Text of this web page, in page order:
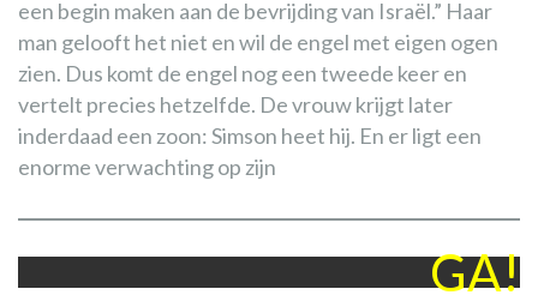
een begin maken aan de bevrijding van Israël.” Haar
man gelooft het niet en wil de engel met eigen ogen
zien. Dus komt de engel nog een tweede keer en
vertelt precies hetzelfde. De vrouw krijgt later
inderdaad een zoon: Simson heet hij. En er ligt een
enorme verwachting op zijn
GA!